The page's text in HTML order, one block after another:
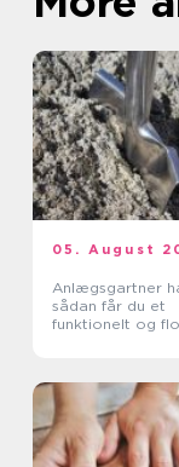
05. August
Anlægsgartner
sådan får du et
funktionelt og